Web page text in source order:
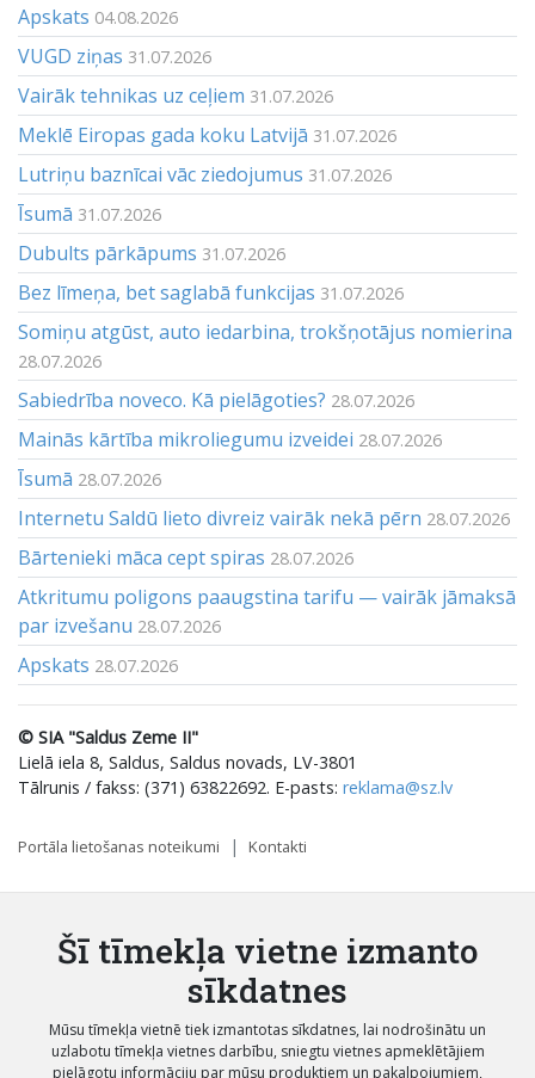
Apskats 04.08.2026
VUGD ziņas 31.07.2026
Vairāk tehnikas uz ceļiem 31.07.2026
Meklē Eiropas gada koku Latvijā 31.07.2026
Lutriņu baznīcai vāc ziedojumus 31.07.2026
Īsumā 31.07.2026
Dubults pārkāpums 31.07.2026
Bez līmeņa, bet saglabā funkcijas 31.07.2026
Somiņu atgūst, auto iedarbina, trokšņotājus nomierina
28.07.2026
Sabiedrība noveco. Kā pielāgoties? 28.07.2026
Mainās kārtība mikroliegumu izveidei 28.07.2026
Īsumā 28.07.2026
Internetu Saldū lieto divreiz vairāk nekā pērn 28.07.2026
Bārtenieki māca cept spiras 28.07.2026
Atkritumu poligons paaugstina tarifu — vairāk jāmaksā
par izvešanu 28.07.2026
Apskats 28.07.2026
© SIA "Saldus Zeme II"
Lielā iela 8, Saldus, Saldus novads, LV-3801
Tālrunis / fakss: (371) 63822692. E-pasts: reklama@sz.lv
Portāla lietošanas noteikumi Kontakti
Šī tīmekļa vietne izmanto
sīkdatnes
Mūsu tīmekļa vietnē tiek izmantotas sīkdatnes, lai nodrošinātu un
uzlabotu tīmekļa vietnes darbību, sniegtu vietnes apmeklētājiem
pielāgotu informāciju par mūsu produktiem un pakalpojumiem,